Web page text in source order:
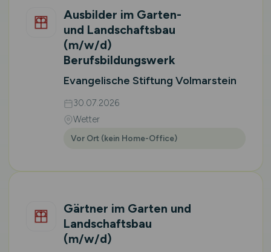
Ausbilder im Garten-
und Landschaftsbau
(m/w/d)
Berufsbildungswerk
Evangelische Stiftung Volmarstein
30.07.2026
Wetter
Vor Ort (kein Home-Office)
Gärtner im Garten und
Landschaftsbau
(m/w/d)